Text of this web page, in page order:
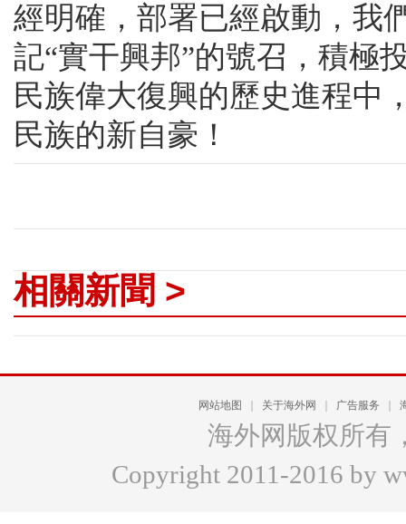
經明確，部署已經啟動，我
記“實干興邦”的號召，積極
民族偉大復興的歷史進程中
民族的新自豪！
相關新聞 >
网站地图 关于海外网 广告服务
海外网版权所有
Copyright 2011-2016 by